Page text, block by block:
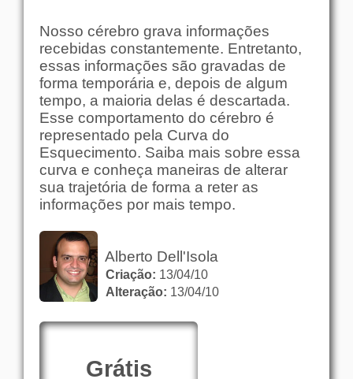
Nosso cérebro grava informações
recebidas constantemente. Entretanto,
essas informações são gravadas de
forma temporária e, depois de algum
tempo, a maioria delas é descartada.
Esse comportamento do cérebro é
representado pela Curva do
Esquecimento. Saiba mais sobre essa
curva e conheça maneiras de alterar
sua trajetória de forma a reter as
informações por mais tempo.
Alberto Dell'Isola
Criação: 13/04/10
Alteração: 13/04/10
Grátis